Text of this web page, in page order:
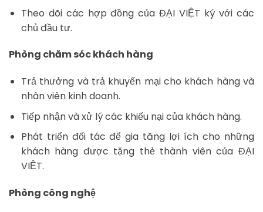
Theo dõi các hợp đồng của ĐẠI VIỆT ký với các
chủ đầu tư.
Phòng chăm sóc khách hàng
Trả thưởng và trả khuyến mại cho khách hàng và
nhân viên kinh doanh.
Tiếp nhận và xử lý các khiếu nại của khách hàng.
Phát triển đối tác để gia tăng lợi ích cho những
khách hàng được tặng thẻ thành viên của ĐẠI
VIỆT.
Phòng công nghệ